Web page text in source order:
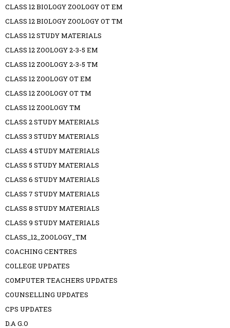
CLASS 12 BIOLOGY ZOOLOGY OT EM
CLASS 12 BIOLOGY ZOOLOGY OT TM
CLASS 12 STUDY MATERIALS
CLASS 12 ZOOLOGY 2-3-5 EM
CLASS 12 ZOOLOGY 2-3-5 TM
CLASS 12 ZOOLOGY OT EM
CLASS 12 ZOOLOGY OT TM
CLASS 12 ZOOLOGY TM
CLASS 2 STUDY MATERIALS
CLASS 3 STUDY MATERIALS
CLASS 4 STUDY MATERIALS
CLASS 5 STUDY MATERIALS
CLASS 6 STUDY MATERIALS
CLASS 7 STUDY MATERIALS
CLASS 8 STUDY MATERIALS
CLASS 9 STUDY MATERIALS
CLASS_12_ZOOLOGY_TM
COACHING CENTRES
COLLEGE UPDATES
COMPUTER TEACHERS UPDATES
COUNSELLING UPDATES
CPS UPDATES
D.A G.O